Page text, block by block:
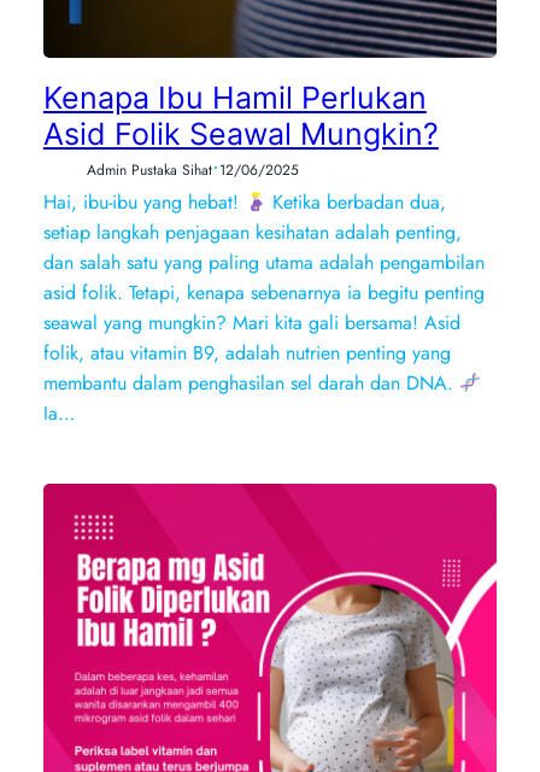
Kenapa Ibu Hamil Perlukan
Asid Folik Seawal Mungkin?
Admin Pustaka Sihat•12/06/2025
Hai, ibu-ibu yang hebat!
Ketika berbadan dua,
setiap langkah penjagaan kesihatan adalah penting,
dan salah satu yang paling utama adalah pengambilan
asid folik. Tetapi, kenapa sebenarnya ia begitu penting
seawal yang mungkin? Mari kita gali bersama! Asid
folik, atau vitamin B9, adalah nutrien penting yang
membantu dalam penghasilan sel darah dan DNA.
Ia…